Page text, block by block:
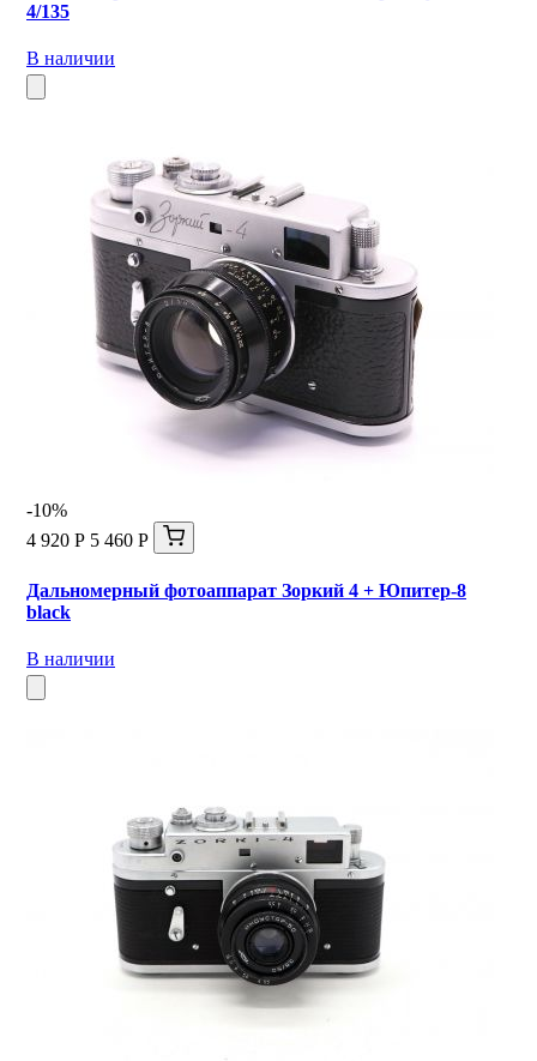
4/135
В наличии
-10%
4 920 Р 5 460 Р
Дальномерный фотоаппарат Зоркий 4 + Юпитер-8
black
В наличии